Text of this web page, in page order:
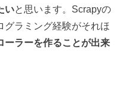
いと思います。Scrapyの
グラミング経験がそれほ
ーラーを作ることが出来